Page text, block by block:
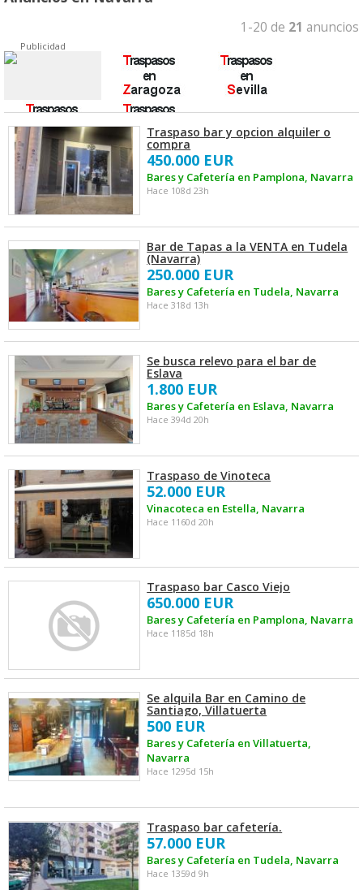
1-20 de 21 anuncios
Publicidad
Traspaso bar y opcion alquiler o
compra
450.000 EUR
Bares y Cafetería en Pamplona, Navarra
Hace 108d 23h
Bar de Tapas a la VENTA en Tudela
(Navarra)
250.000 EUR
Bares y Cafetería en Tudela, Navarra
Hace 318d 13h
Se busca relevo para el bar de
Eslava
1.800 EUR
Bares y Cafetería en Eslava, Navarra
Hace 394d 20h
Traspaso de Vinoteca
52.000 EUR
Vinacoteca en Estella, Navarra
Hace 1160d 20h
Traspaso bar Casco Viejo
650.000 EUR
Bares y Cafetería en Pamplona, Navarra
Hace 1185d 18h
Se alquila Bar en Camino de
Santiago, Villatuerta
500 EUR
Bares y Cafetería en Villatuerta,
Navarra
Hace 1295d 15h
Traspaso bar cafetería.
57.000 EUR
Bares y Cafetería en Tudela, Navarra
Hace 1359d 9h